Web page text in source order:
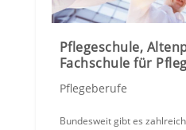
Pflegeschule,
Fachschule für
Pflegeberufe
Bundesweit gibt es